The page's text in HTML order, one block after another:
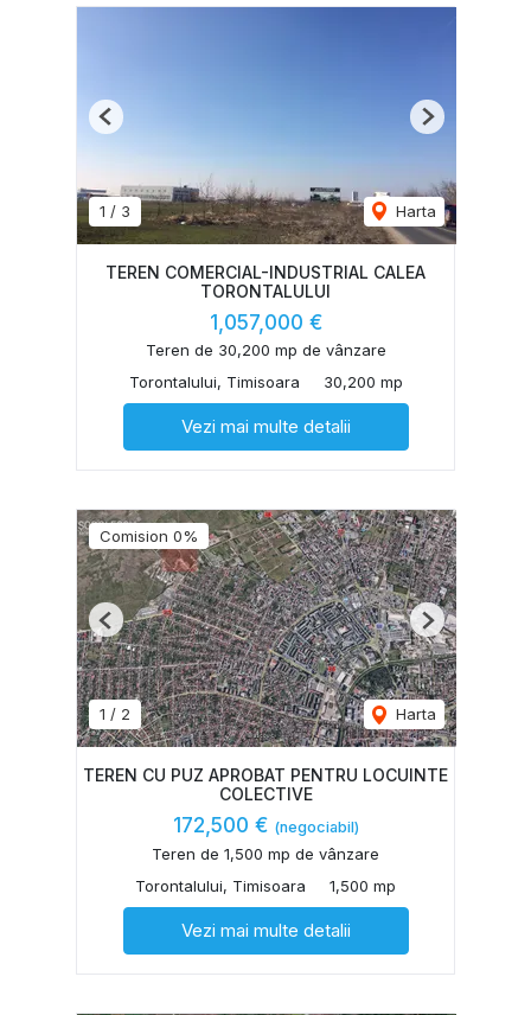
1 / 3 Harta
Previous Next
TEREN COMERCIAL-INDUSTRIAL CALEA
TORONTALULUI
1,057,000 €
Teren de 30,200 mp de vânzare
Torontalului, Timisoara
30,200 mp
Vezi mai multe detalii
Comision 0%
1 / 2 Harta
Previous Next
TEREN CU PUZ APROBAT PENTRU LOCUINTE
COLECTIVE
172,500 € (negociabil)
Teren de 1,500 mp de vânzare
Torontalului, Timisoara
1,500 mp
Vezi mai multe detalii